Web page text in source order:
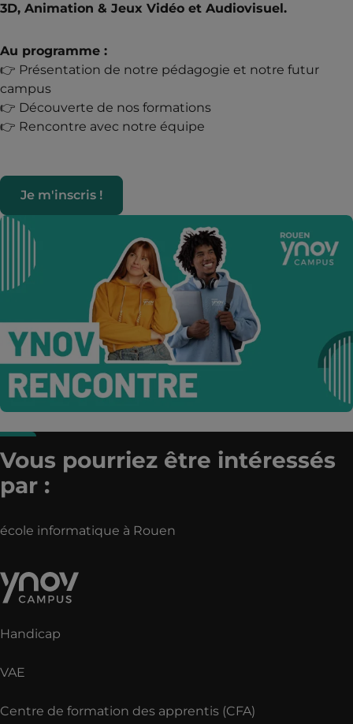
3D, Animation & Jeux Vidéo et Audiovisuel.
Au programme :
👉 Présentation de notre pédagogie et notre futur
campus
👉 Découverte de nos formations
👉 Rencontre avec notre équipe
Je m'inscris !
Vous pourriez être intéressés
par :
école informatique à Rouen
Handicap
VAE
Centre de formation des apprentis (CFA)